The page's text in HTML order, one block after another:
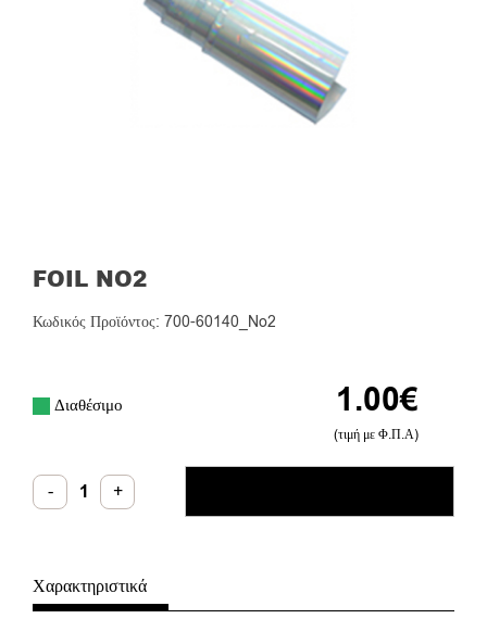
FOIL NO2
Κωδικός Προϊόντος: 700-60140_No2
1.00€
(τιμή με Φ.Π.Α)
Διαθέσιμο
- Foil
No2
ποσότητα
+
Χαρακτηριστικά